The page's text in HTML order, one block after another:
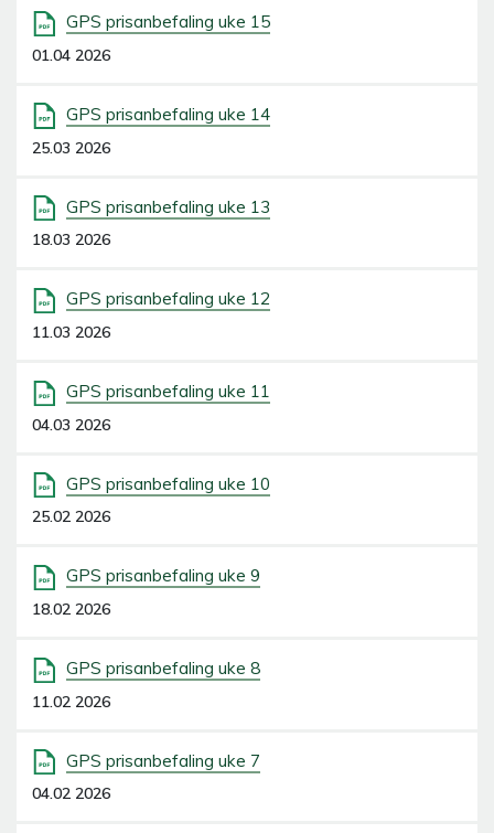
GPS prisanbefaling uke 15
01.04 2026
GPS prisanbefaling uke 14
25.03 2026
GPS prisanbefaling uke 13
18.03 2026
GPS prisanbefaling uke 12
11.03 2026
GPS prisanbefaling uke 11
04.03 2026
GPS prisanbefaling uke 10
25.02 2026
GPS prisanbefaling uke 9
18.02 2026
GPS prisanbefaling uke 8
11.02 2026
GPS prisanbefaling uke 7
04.02 2026